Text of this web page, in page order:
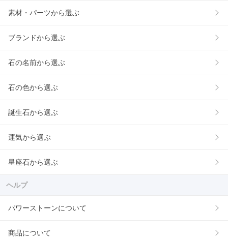
素材・パーツから選ぶ
ブランドから選ぶ
石の名前から選ぶ
石の色から選ぶ
誕生石から選ぶ
運気から選ぶ
星座石から選ぶ
ヘルプ
パワーストーンについて
商品について